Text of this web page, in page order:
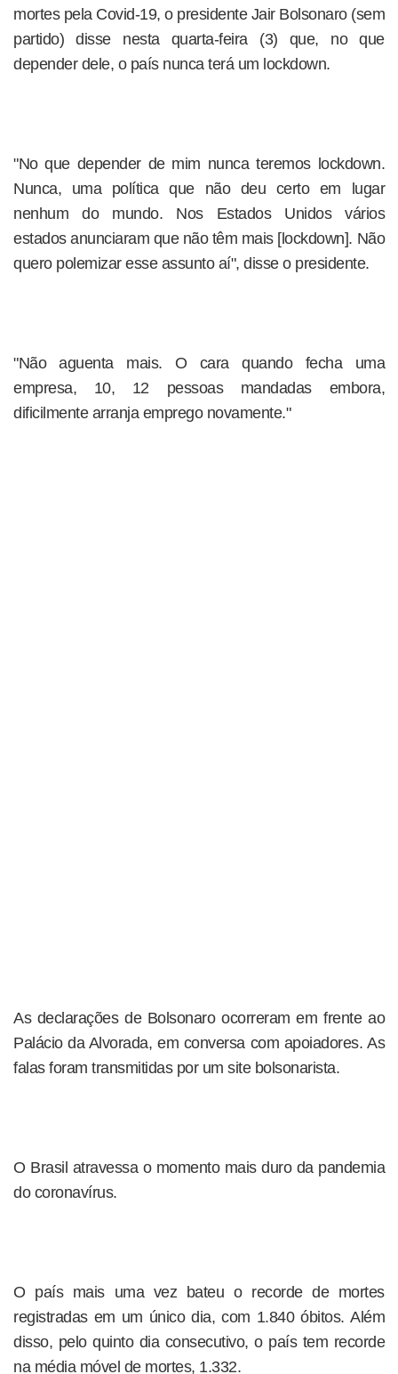
mortes pela Covid-19, o presidente Jair Bolsonaro (sem
partido) disse nesta quarta-feira (3) que, no que
depender dele, o país nunca terá um lockdown.
"No que depender de mim nunca teremos lockdown.
Nunca, uma política que não deu certo em lugar
nenhum do mundo. Nos Estados Unidos vários
estados anunciaram que não têm mais [lockdown]. Não
quero polemizar esse assunto aí", disse o presidente.
"Não aguenta mais. O cara quando fecha uma
empresa, 10, 12 pessoas mandadas embora,
dificilmente arranja emprego novamente."
As declarações de Bolsonaro ocorreram em frente ao
Palácio da Alvorada, em conversa com apoiadores. As
falas foram transmitidas por um site bolsonarista.
O Brasil atravessa o momento mais duro da pandemia
do coronavírus.
O país mais uma vez bateu o recorde de mortes
registradas em um único dia, com 1.840 óbitos. Além
disso, pelo quinto dia consecutivo, o país tem recorde
na média móvel de mortes, 1.332.